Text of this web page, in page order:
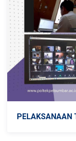
PELAKSANAAN